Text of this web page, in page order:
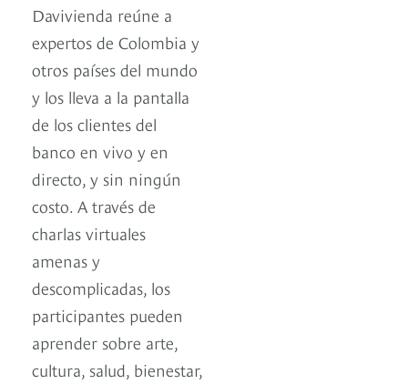
Davivienda reúne a
expertos de Colombia y
otros países del mundo
y los lleva a la pantalla
de los clientes del
banco en vivo y en
directo, y sin ningún
costo. A través de
charlas virtuales
amenas y
descomplicadas, los
participantes pueden
aprender sobre arte,
cultura, salud, bienestar,